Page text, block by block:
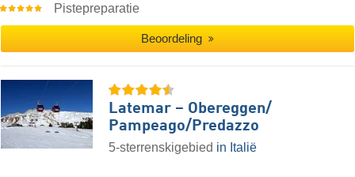
Pistepreparatie
Beoordeling
Latemar – Obereggen/​
Pampeago/​Predazzo
5-sterrenskigebied in Italië